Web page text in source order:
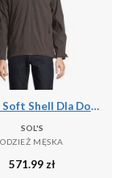
Kurtka Soft Shell Dla Dorosłych Unisex Falcon 3 W 1
SOL'S
ODZIEŻ MĘSKA
571.99 zł